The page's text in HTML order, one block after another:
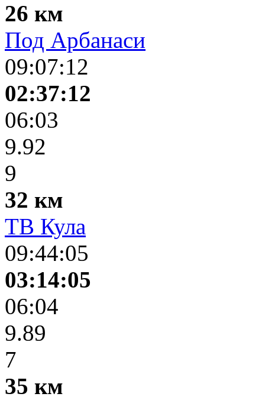
26 км
Под Арбанаси
09:07:12
02:37:12
06:03
9.92
9
32 км
ТВ Кула
09:44:05
03:14:05
06:04
9.89
7
35 км